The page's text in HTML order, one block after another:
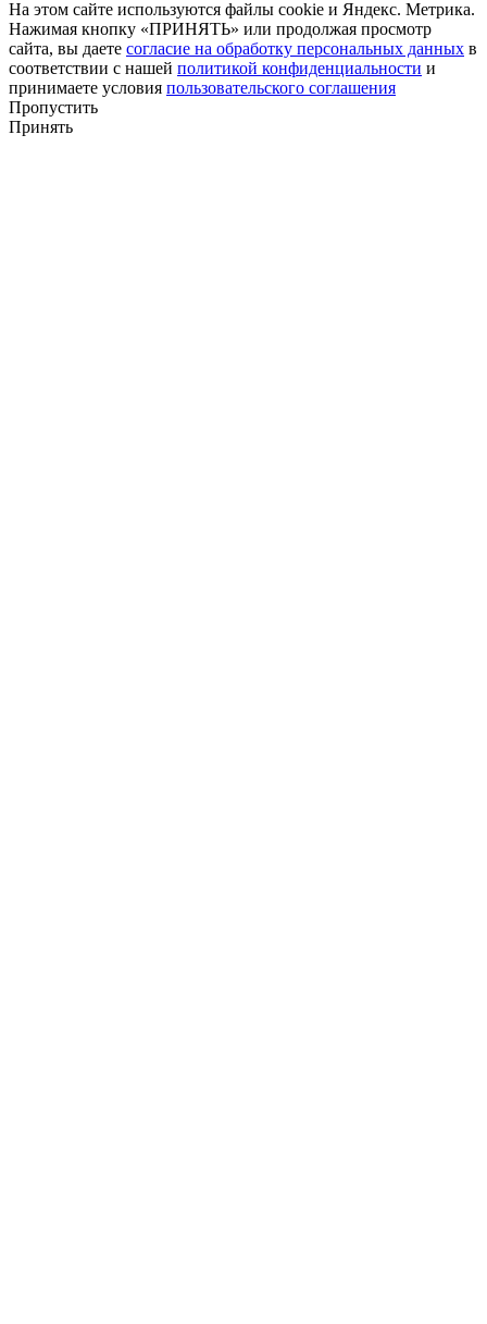
На этом сайте используются файлы cookie и Яндекс. Метрика.
Нажимая кнопку «ПРИНЯТЬ» или продолжая просмотр
сайта, вы даете согласие на обработку персональных данных в
соответствии с нашей политикой конфиденциальности и
принимаете условия пользовательского соглашения
Пропустить
Принять